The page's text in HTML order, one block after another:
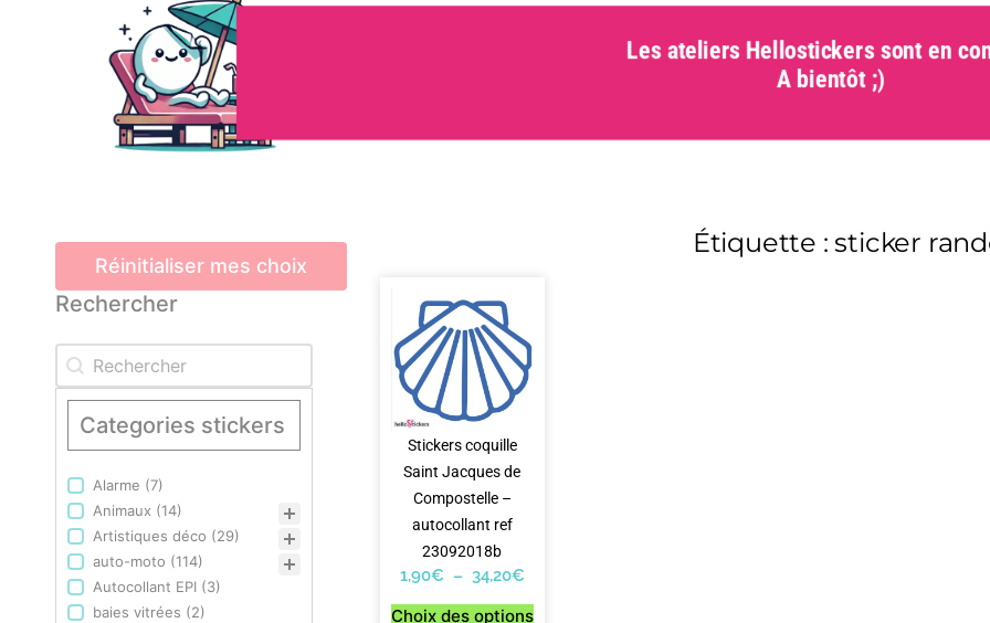
Les ateliers Hellostickers sont en
A bientôt ;)
Réinitialiser mes choix
Rechercher
Rechercher
Rechercher
Categories stickers
Categories stickers
Alarme (7)
Animaux (14)
Artistiques déco (29)
auto-moto (114)
Autocollant EPI (3)
baies vitrées (2)
Étiquette : sticker
Stickers coquille
Saint Jacques de
Compostelle –
autocollant ref
23092018b
1,90€ – 34,20€
Choix des options